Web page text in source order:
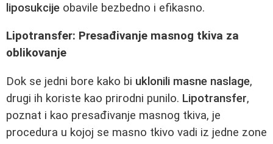
liposukcije obavile bezbedno i efikasno.
Lipotransfer: Presađivanje masnog tkiva za
oblikovanje
Dok se jedni bore kako bi uklonili masne naslage,
drugi ih koriste kao prirodni punilo. Lipotransfer,
poznat i kao presađivanje masnog tkiva, je
procedura u kojoj se masno tkivo vadi iz jedne zone